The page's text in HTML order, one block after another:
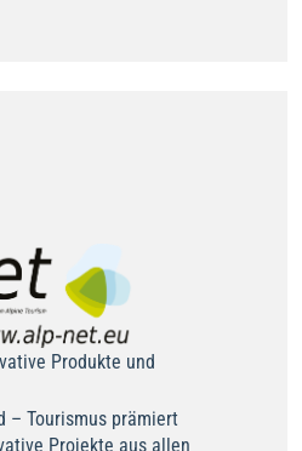
Produkte und
– Tourismus prämiert
Projekte aus allen